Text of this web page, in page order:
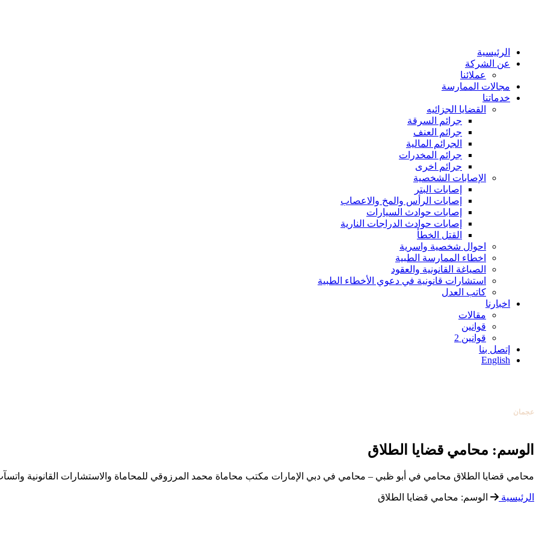
الرئيسية
عن الشركة
عملائنا
مجالات الممارسة
خدماتنا
القضايا الجزائيه
جرائم السرقة
جرائم العنف
الجرائم المالية
جرائم المخدرات
جرائم اخرى
الإصابات الشخصية
إصابات البتر
إصابات الرأس والمخ والاعصاب
إصابات حوادث السيارات
إصابات حوادث الدراجات النارية
القتل الخطأ
احوال شخصية واسرية
اخطاء الممارسة الطبية
الصياغة القانونية والعقود
استشارات قانونية في دعوي الأخطاء الطبية
كاتب العدل
اخبارنا
مقالات
قوانين
قوانين 2
إتصل بنا
English
0097126584004
تواصل معنا
0097126584004
الوسم: محامي قضايا الطلاق
محامي قضايا الطلاق محامي في أبو ظبي – محامي في دبي الإمارات مكتب محاماة محمد المرزوقي للمحاماة والاستشارات القانونية واتسآب:
الرئيسية الوسم: محامي قضايا الطلاق